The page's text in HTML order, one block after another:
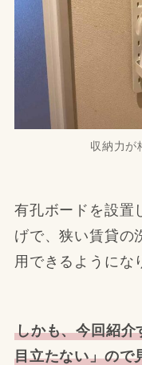
収納力が
有孔ボードを設置
げで、狭い賃貸の
用できるようにな
しかも、今回紹介
目立たない」ので